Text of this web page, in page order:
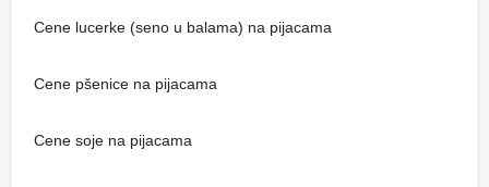
Cene lucerke (seno u balama) na pijacama
Cene pšenice na pijacama
Cene soje na pijacama